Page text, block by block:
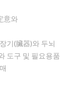
意와
기(臟器)와 두뇌
도구 및 필요용품